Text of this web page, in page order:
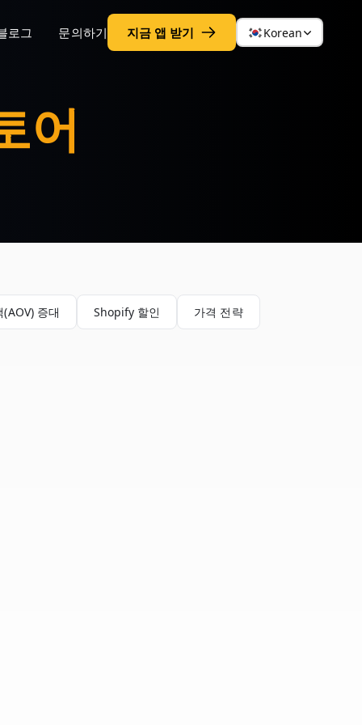
로그 문의하기 지금 앱 받기 Korean
어
증대 Shopify 할인 가격 전략